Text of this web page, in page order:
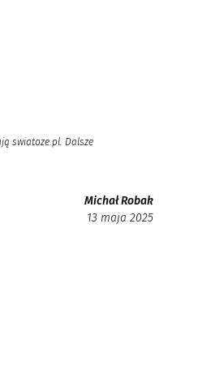
swiatoze.pl. Dalsze
Michał Robak
13 maja 2025